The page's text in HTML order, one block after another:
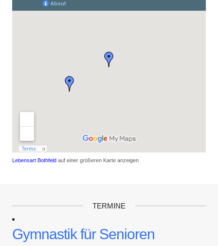
Lebensart Bothfeld auf einer größeren Karte anzeigen
TERMINE
Gymnastik für Senioren